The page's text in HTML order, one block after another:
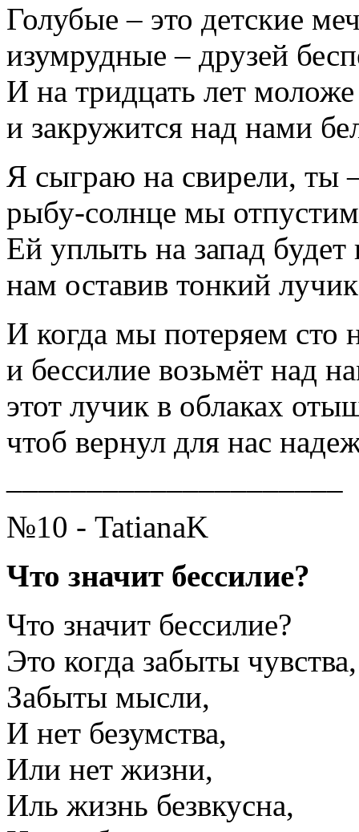
Голубые – это детские
изумрудные – друзей
И на тридцать лет
и закружится над нами
Я сыграю на свирели, ты
рыбу-солнце мы
Ей уплыть на запад будет
нам оставив тонкий
И когда мы потеряем сто
и бессилие возьмёт над
этот лучик в облаках
чтоб вернул для нас
№10 - TatianaK
Что значит бессилие?
Что значит бессилие?
Это когда забыты чувства,
Забыты мысли,
И нет безумства,
Или нет жизни,
Иль жизнь безвкусна,